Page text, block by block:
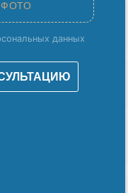
данных